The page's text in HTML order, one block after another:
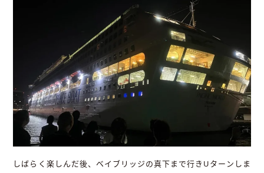
しばらく楽しんだ後、ベイブリッジの真下まで行きUターンしま